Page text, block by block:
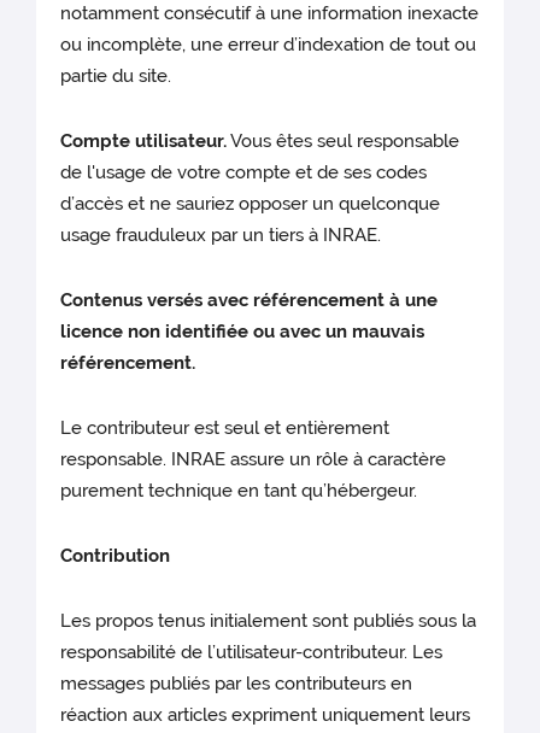
notamment consécutif à une information inexacte
ou incomplète, une erreur d’indexation de tout ou
partie du site.
Compte utilisateur.Vous êtes seul responsable
de l'usage de votre compte et de ses codes
d’accès et ne sauriez opposer un quelconque
usage frauduleux par un tiers à INRAE.
Contenus versés avec référencement à une
licence non identifiée ou avec un mauvais
référencement.
Le contributeur est seul et entièrement
responsable. INRAE assure un rôle à caractère
purement technique en tant qu’hébergeur.
Contribution
Les propos tenus initialement sont publiés sous la
responsabilité de l’utilisateur-contributeur. Les
messages publiés par les contributeurs en
réaction aux articles expriment uniquement leurs